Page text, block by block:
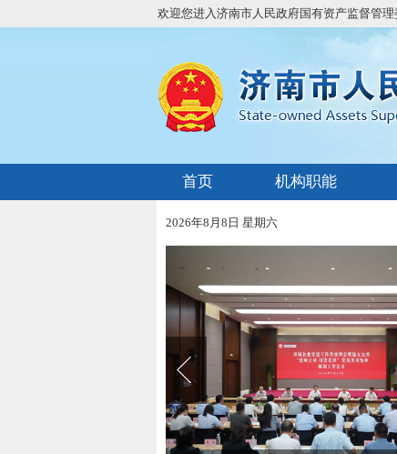
欢迎您进入济南市人民政府国有资产监督管理
首页 机构职能
2026年8月8日 星期六